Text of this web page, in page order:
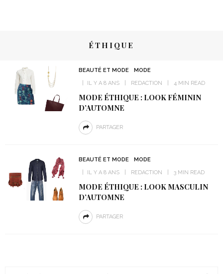
ÉTHIQUE
BEAUTÉ ET MODE
MODE
IL Y A 8 ANS
REDACTION 4 MIN READ
MODE ÉTHIQUE : LOOK FÉMININ
D’AUTOMNE
PARTAGER
BEAUTÉ ET MODE
MODE
IL Y A 8 ANS
REDACTION 3 MIN READ
MODE ÉTHIQUE : LOOK MASCULIN
D’AUTOMNE
PARTAGER